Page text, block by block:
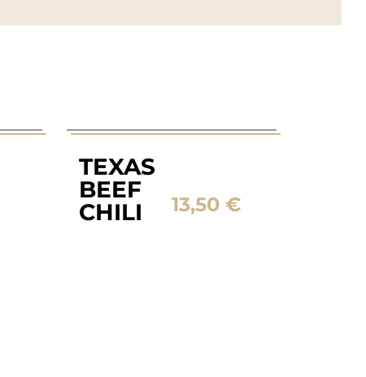
TEXAS
BEEF
CHILI
13,50 €